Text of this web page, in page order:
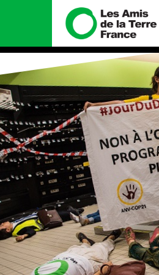
Nous connaître
Histoire
Manifeste
Missions et méthodes
Valeurs
Équipes et
fonctionnement
Le réseau dans le monde
Nos alliés
Je soutiens les Amis de la
Terre